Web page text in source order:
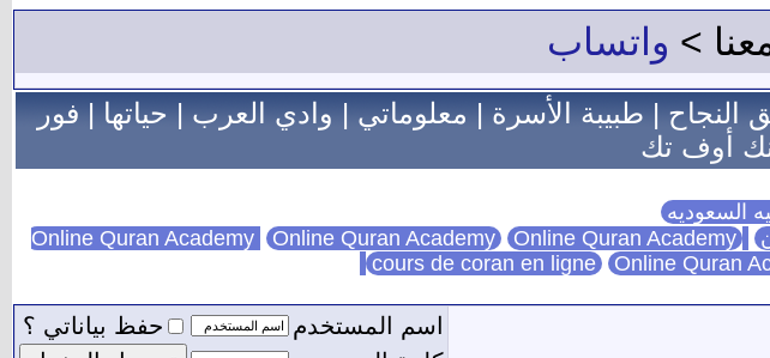
> واتساب
النجاح|طبيبة الأسرة|معلوماتي|وادي العرب|حياتها|فور
أوف تك
السعوديه
Online Quran Academy Online Quran Academy
cours de coran en ligne Online Quran
اسم المستخدم
حفظ بياناتي ؟